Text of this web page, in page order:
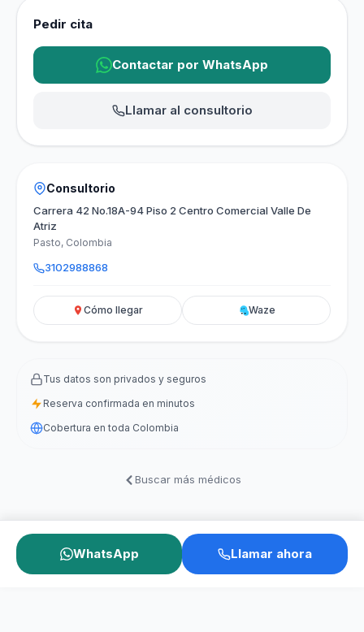
Pedir cita
Contactar por WhatsApp
Llamar al consultorio
Consultorio
Carrera 42 No.18A-94 Piso 2 Centro Comercial Valle De
Atriz
Pasto, Colombia
3102988868
Cómo llegar Waze
Tus datos son privados y seguros
Reserva confirmada en minutos
Cobertura en toda Colombia
Buscar más médicos
WhatsApp Llamar ahora